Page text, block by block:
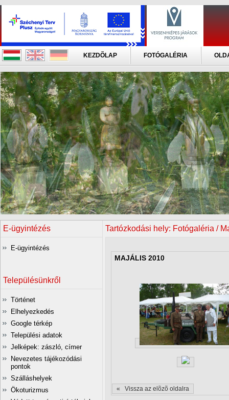
KEZDÕLAP FOTÓGALÉRIA
E-ügyintézés
E-ügyintézés
Településünkről
Történet
Elhelyezkedés
Google térkép
Települési adatok
Jelképek: zászló, címer
Nevezetes tájékozódási
pontok
Szálláshelyek
Ökoturizmus
Tartózkodási hely: Fotógaléria /
MAJÁLIS 2010
« Vissza az elõzõ oldalra